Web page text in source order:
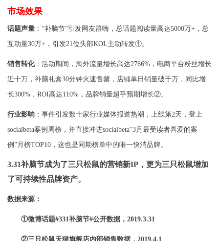
市场效果
话题声量 ：“补脑节”引发网友群嗨，总话题阅读量高达5000万+ ，总
互动量30万+ ，引发21位头部KOL主动转发①。
销售转化：活动期间，淘外流量增长高达2766% ，电商平台粉丝增长
近十万，补脑礼盒30分钟火速售罄，店铺单日销量破千万，同比增
长300% ， ROI高达110% ，品牌销量超乎预期增长②。
行业影响 ：事件引发数十家行业媒体报道热潮，上线第2天，登上
socialbeta案例周榜，并直接冲进socialbeta“3月最受读者喜爱的案
例”月榜TOP10 ，这也是同期榜单中的唯一快消品牌。
3.31补脑节成为了三只松鼠的营销新IP ，更为三只松鼠增加
了可持续性品牌资产。
数据来源：
①微博话题#331补脑节#公开数据， 2019.3.31
②三只松鼠天猫旗舰店内部销售数据， 2019.4.1